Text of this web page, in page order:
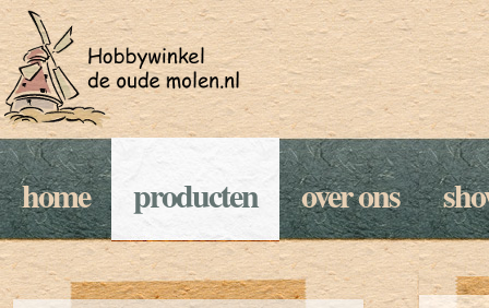
home producten over ons